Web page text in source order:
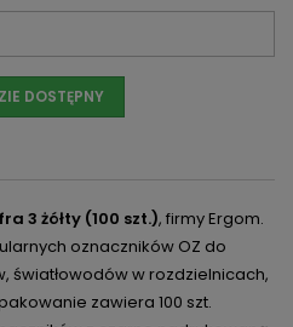
DOSTĘPNY
3 żółty (100 szt.), firmy Ergom.
oznaczników OZ do
światłowodów w rozdzielnicach,
zawiera 100 szt.